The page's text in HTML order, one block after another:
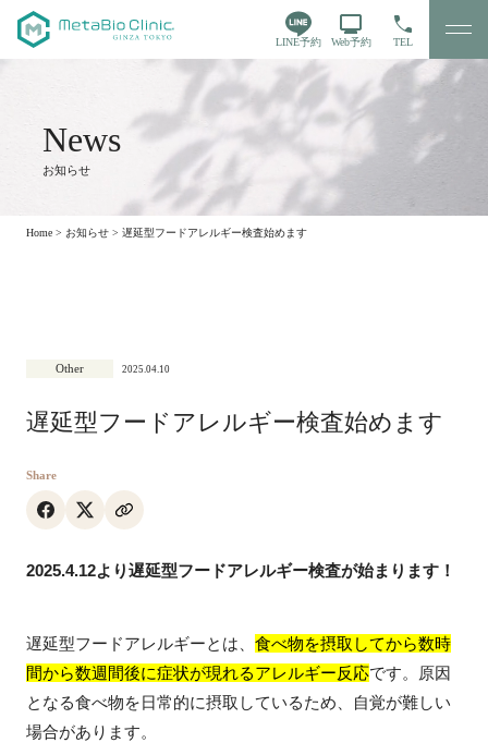
LINE予約 Web予約 TEL
お知らせ
Home > お知らせ > 遅延型フードアレルギー検査始めます
2025.04.10
Other
遅延型フードアレルギー検査始めます
Share
2025.4.12より遅延型フードアレルギー検査が始まります！
遅延型フードアレルギーとは、 食べ物を摂取してから数時
間から数週間後に症状が現れるアレルギー反応です。原因
となる食べ物を日常的に摂取しているため、自覚が難しい
場合があります。